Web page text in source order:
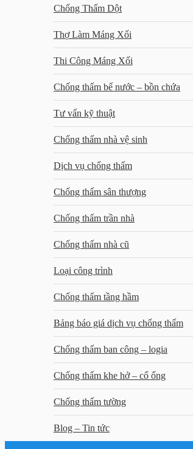
Chống Thấm Dột
Thợ Làm Máng Xối
Thi Công Máng Xối
Chống thấm bể nước – bồn chứa
Tư vấn kỹ thuật
Chống thấm nhà vệ sinh
Dịch vụ chống thấm
Chống thấm sân thượng
Chống thấm trần nhà
Chống thấm nhà cũ
Loại công trình
Chống thấm tầng hầm
Bảng báo giá dịch vụ chống thấm
Chống thấm ban công – logia
Chống thấm khe hở – cổ ống
Chống thấm tường
Blog – Tin tức